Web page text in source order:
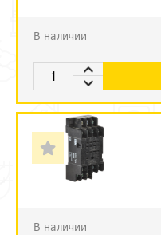
В наличии
В наличии